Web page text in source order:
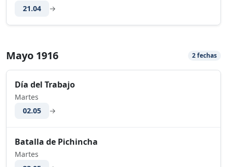
21.04
→
Mayo 1916 2 fechas
Día del Trabajo
Martes
02.05
→
Batalla de Pichincha
Martes